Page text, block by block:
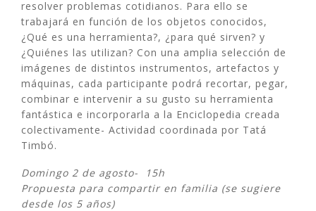
resolver problemas cotidianos. Para ello se
trabajará en función de los objetos conocidos,
¿Qué es una herramienta?, ¿para qué sirven? y
¿Quiénes las utilizan? Con una amplia selección de
imágenes de distintos instrumentos, artefactos y
máquinas, cada participante podrá recortar, pegar,
combinar e intervenir a su gusto su herramienta
fantástica e incorporarla a la Enciclopedia creada
colectivamente- Actividad coordinada por Tatá
Timbó.
Domingo 2 de agosto- 15h
Propuesta para compartir en familia (se sugiere
desde los 5 años)